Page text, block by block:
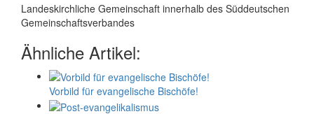
Landeskirchliche Gemeinschaft innerhalb des Süddeutschen
Gemeinschaftsverbandes
Ähnliche Artikel:
Vorbild für evangelische Bischöfe!